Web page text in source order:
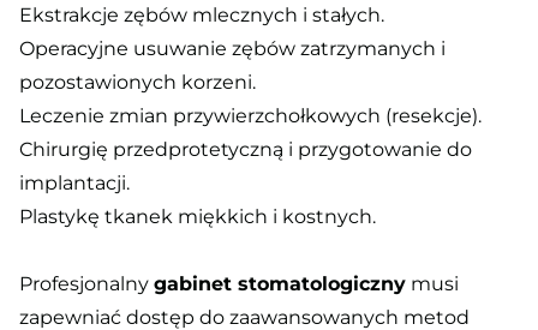
Ekstrakcje zębów mlecznych i stałych.
Operacyjne usuwanie zębów zatrzymanych i
pozostawionych korzeni.
Leczenie zmian przywierzchołkowych (resekcje).
Chirurgię przedprotetyczną i przygotowanie do
implantacji.
Plastykę tkanek miękkich i kostnych.
Profesjonalny gabinet stomatologiczny musi
zapewniać dostęp do zaawansowanych metod